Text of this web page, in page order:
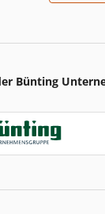
Bünting